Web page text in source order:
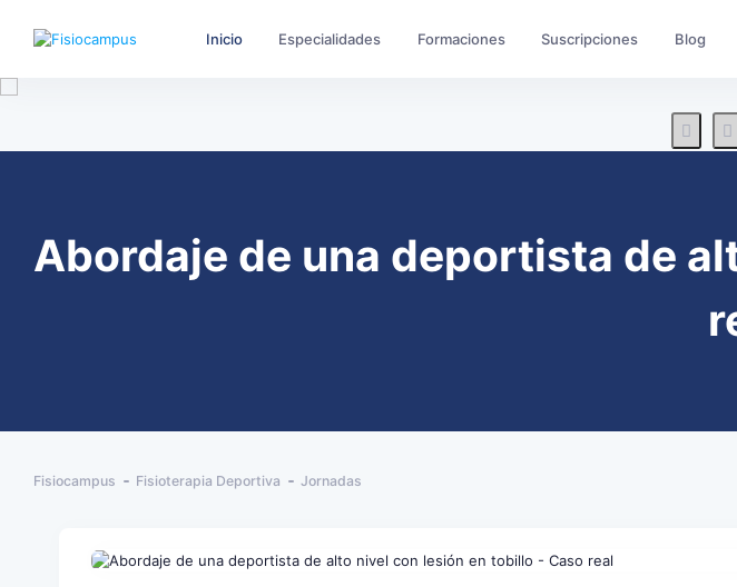
Inicio Especialidades Formaciones Suscripciones Blog
Abordaje de una deportista de
Fisiocampus Fisioterapia Deportiva Jornadas